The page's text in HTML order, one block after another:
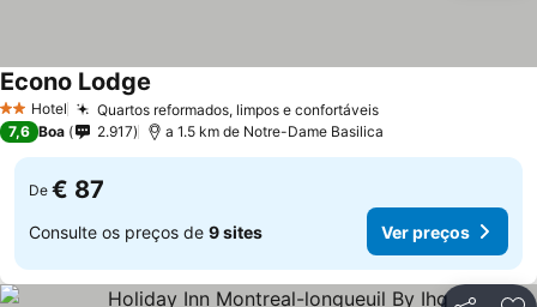
2 Estrelas
Hotel Quartos reformados, limpos e confortáveis
Econo Lodge
7,6 Boa 2.917 a 1.5 km de Notre-Dame Basilica
De € 87
Consulte os preços de 9 sites Ver preços